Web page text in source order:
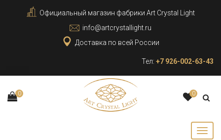
Официальный магазин фабрики Art Crystal Light
info@artcrystallight.ru
Доставка по всей России
Тел: +7 926-002-63-43
0 0